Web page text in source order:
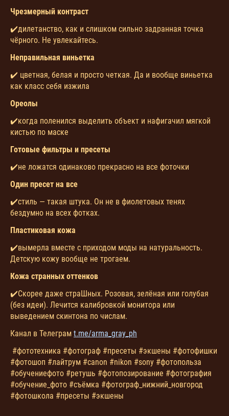
Чрезмерный контраст
✔️дилетанство, как и слишком сильно задранная точка
чёрного. Не увлекайтесь.
Неправильная виньетка
✔️ цветная, белая и просто четкая. Да и вообще виньетка
как класс себя изжила
Ореолы
✔️когда поленился выделить объект и нафигачил мягкой
кистью по маске
Готовые фильтры и пресеты
✔️не ложатся одинаково прекрасно на все фоточки
Один пресет на все
✔️стиль — такая штука. Он не в фиолетовых тенях
бездумно на всех фотках.
Пластиковая кожа
✔️вымерла вместе с приходом моды на натуральность.
Детскую кожу вообще не трогаем.
Кожа странных оттенков
✔️Скорее даже страШных. Розовая, зелёная или голубая
(без идеи). Лечится калибровкой монитора или
выведением скинтона по числам.
Канал в Телеграм t.me/arma_gray_ph
#фототехника #фотограф #пресеты #экшены #фотофишки
#фотошоп #лайтрум #canon #nikon #sony #фотопольза
#обучениефото #ретушь #фотопозирование #фотография
#обучение_фото #съёмка #фотограф_нижний_новгород
#фотошкола #пресеты #экшены